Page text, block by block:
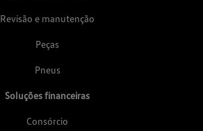
Revisão e manutenção
Peças
Pneus
Soluções financeiras
Consórcio